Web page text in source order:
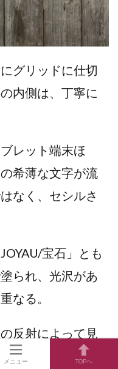
グリッドに仕切
内側は、丁寧に
レット端末ほ
希薄な文字が流
なく、セシルさ
宝石」とも
られ、光沢があ
なる。
反射によって見
メニュー TOPへ